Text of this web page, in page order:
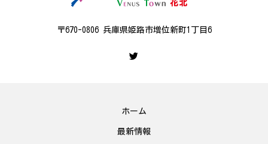
〒670-0806 兵庫県姫路市増位新町1丁目6
ホーム
最新情報